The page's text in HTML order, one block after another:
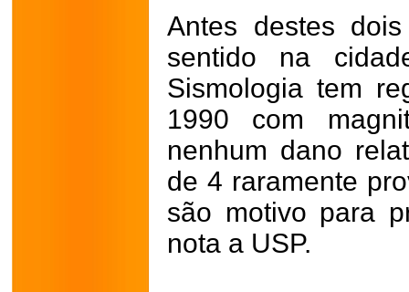
Antes destes
sentido na
Sismologia tem
1990 com
nenhum dano
de 4 raramente
são motivo para
nota a USP.